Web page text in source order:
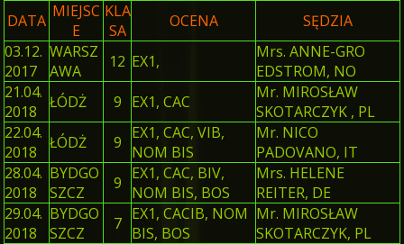
DATA MIEJSC
E
KLA
SA
OCENA
SĘDZIA
03.12.
2017
WARSZ
AWA
12 EX1,
Mrs. ANNE-GRO
EDSTROM, NO
21.04.
2018
ŁÓDŻ 9 EX1, CAC
Mr. MIROSŁAW
SKOTARCZYK , PL
22.04.
2018
ŁÓDŻ 9 EX1, CAC, VIB,
NOM BIS
Mr. NICO
PADOVANO, IT
28.04.
2018
BYDGO
SZCZ
9 EX1, CAC, BIV,
NOM BIS, BOS
Mrs. HELENE
REITER, DE
29.04.
2018
BYDGO
SZCZ
7 EX1, CACIB, NOM
BIS, BOS
Mr. MIROSŁAW
SKOTARCZYK, PL